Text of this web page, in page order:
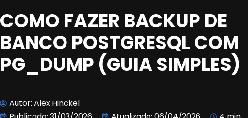
COMO FAZER BACKUP DE
BANCO POSTGRESQL COM
PG_DUMP (GUIA SIMPLES)
Autor: Alex Hinckel